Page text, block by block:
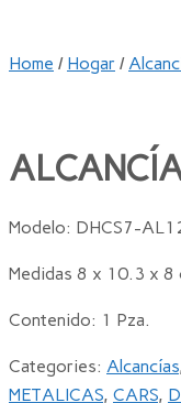
Home / Hogar /
Modelo: DHCS7-
Medidas 8 x 10.3 x 8
Contenido: 1 Pza.
Categories: Alcancías
METALICAS, CARS,